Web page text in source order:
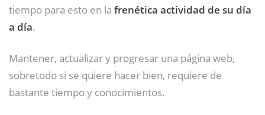
tiempo para esto en la frenética actividad de su día
a día.
Mantener, actualizar y progresar una página web,
sobretodo si se quiere hacer bien, requiere de
bastante tiempo y conocimientos.